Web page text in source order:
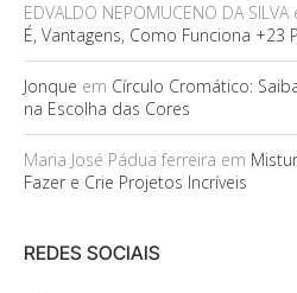
EDVALDO NEPOMUCENO DA SILVA
É, Vantagens, Como Funciona +23
Jonque em Círculo Cromático:
na Escolha das Cores
Maria José Pádua ferreira em
Fazer e Crie Projetos Incríveis
REDES SOCIAIS